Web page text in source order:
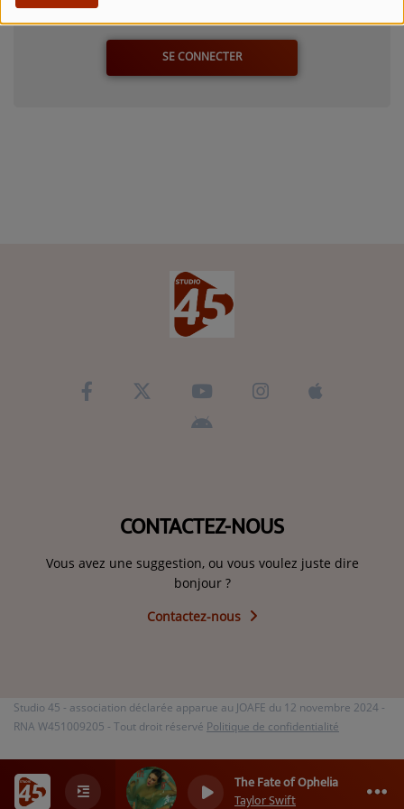
The Fate of Ophelia
Taylor Swift
0 0
SE CONNECTER
CONTACTEZ-NOUS
Vous avez une suggestion, ou vous voulez juste dire
bonjour ?
Contactez-nous
Studio 45 - association déclarée apparue au JOAFE du 12 novembre 2024 -
RNA W451009205 - Tout droit réservé Politique de confidentialité